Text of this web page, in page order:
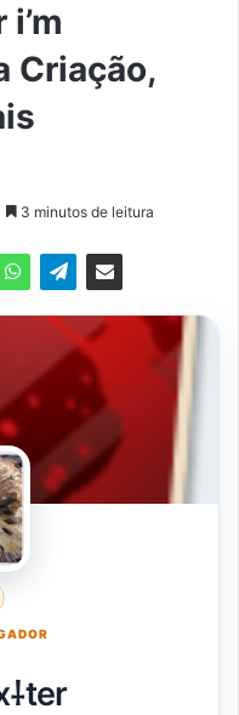
ﾠ
Criação,
3 minutos de leitura